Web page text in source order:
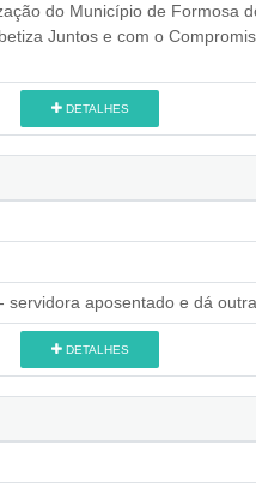
do Município de Formosa
Juntos e com o
DETALHES
aposentado e dá
DETALHES